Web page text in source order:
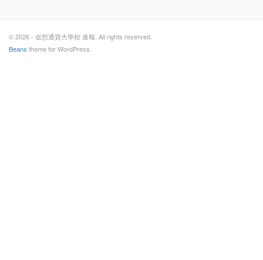
© 2026 - 仮想通貨大學校 速報. All rights reserved.
Beans theme for WordPress.